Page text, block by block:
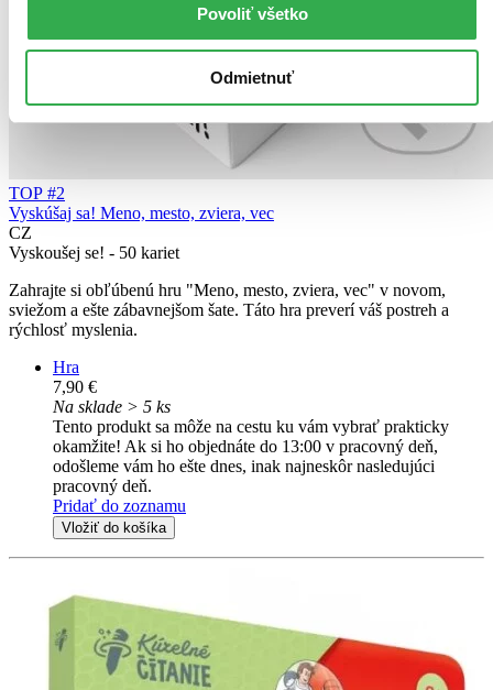
Povoliť všetko
Odmietnuť
TOP #2
Vyskúšaj sa! Meno, mesto, zviera, vec
CZ
Vyskoušej se! - 50 kariet
Zahrajte si obľúbenú hru "Meno, mesto, zviera, vec" v novom,
sviežom a ešte zábavnejšom šate. Táto hra preverí váš postreh a
rýchlosť myslenia.
Hra
7,90 €
Na sklade > 5 ks
Tento produkt sa môže na cestu ku vám vybrať prakticky
okamžite! Ak si ho objednáte do 13:00 v pracovný deň,
odošleme vám ho ešte dnes, inak najneskôr nasledujúci
pracovný deň.
Pridať do zoznamu
Vložiť do košíka